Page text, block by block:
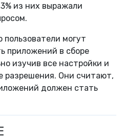
из них выражали
могут
приложений в сборе
изучив все настройки и
разрешения. Они считают,
должен стать